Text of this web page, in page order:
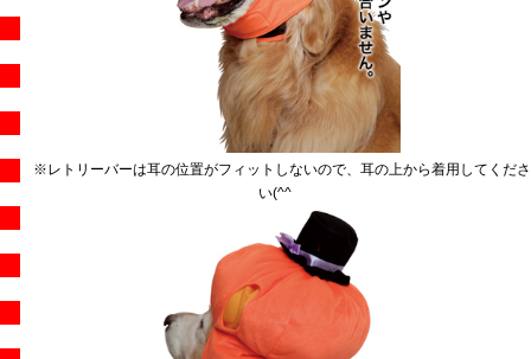
※レトリーバーは耳の位置がフィットしないので、耳の上から着用してくださ
い(^^ゞ